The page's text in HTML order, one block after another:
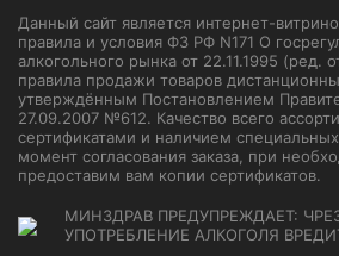
Данный сайт является интернет-
правила и условия ФЗ РФ N171 О
алкогольного рынка от 22.11.1995 (ред.
правила продажи товаров
утверждённым Постановлением
27.09.2007 №612. Качество всего
сертификатами и наличием
момент согласования заказа, при
предоставим вам копии сертификатов.
МИНЗДРАВ ПРЕДУПРЕЖДАЕТ:
УПОТРЕБЛЕНИЕ АЛКОГОЛЯ